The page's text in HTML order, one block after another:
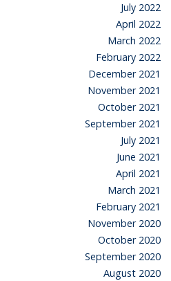
July 2022
April 2022
March 2022
February 2022
December 2021
November 2021
October 2021
September 2021
July 2021
June 2021
April 2021
March 2021
February 2021
November 2020
October 2020
September 2020
August 2020